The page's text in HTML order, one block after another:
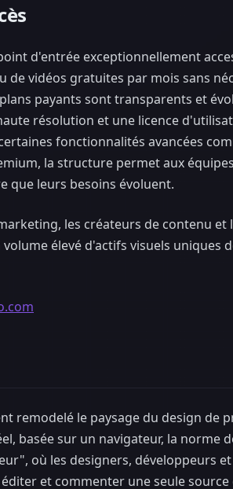
d'entrée exceptionnellement
de vidéos gratuites par mois sans
payants sont transparents et
résolution et une licence
fonctionnalités avancées
la structure permet aux
que leurs besoins évoluent.
les créateurs de contenu
élevé d'actifs visuels uniques
remodelé le paysage du design de
basée sur un navigateur, la norme
où les designers, développeurs
et commenter une seule source